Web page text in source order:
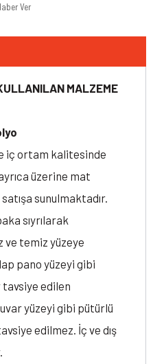
Ver
MALZEME
iç ortam kalitesinde
üzerine mat
sunulmaktadır.
sıyrılarak
ve temiz yüzeye
pano yüzeyi gibi
edilen
yüzeyi gibi pütürlü
edilmez. İç ve dış